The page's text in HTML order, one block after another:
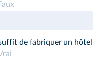
Faux
de fabriquer un